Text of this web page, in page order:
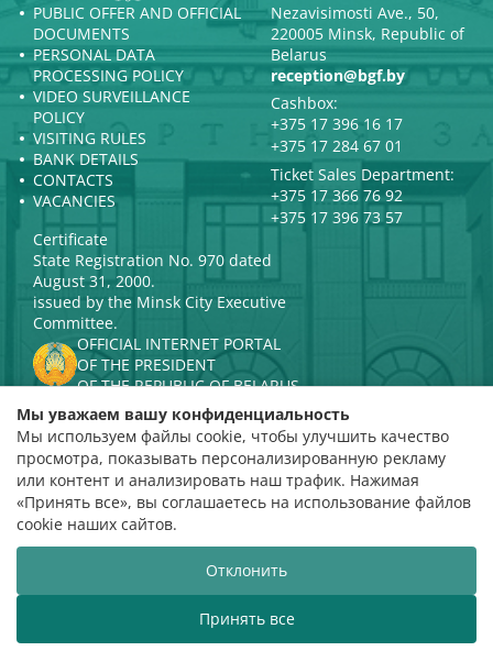
PUBLIC OFFER AND OFFICIAL
DOCUMENTS
PERSONAL DATA
PROCESSING POLICY
VIDEO SURVEILLANCE
POLICY
VISITING RULES
BANK DETAILS
CONTACTS
VACANCIES
Nezavisimosti Ave., 50,
220005 Minsk, Republic of
Belarus
reception@bgf.by
Cashbox:
+375 17 396 16 17
+375 17 284 67 01
Ticket Sales Department:
+375 17 366 76 92
+375 17 396 73 57
Certificate
State Registration No. 970 dated
August 31, 2000.
issued by the Minsk City Executive
Committee.
OFFICIAL INTERNET PORTAL
OF THE PRESIDENT
OF THE REPUBLIC OF BELARUS
MINISTRY OF CULTURE OF THE
REPUBLIC OF BELARUS
PORTAL
RATING ASSESSMENT
Rating 4.9
based on 112 reviews
Website developmentВТОП3
The Belarusian State Philharmonic welcomes you!
Мы уважаем вашу конфиденциальность
Мы используем файлы cookie, чтобы улучшить качество
просмотра, показывать персонализированную рекламу
или контент и анализировать наш трафик. Нажимая
«Принять все», вы соглашаетесь на использование файлов
cookie наших сайтов.
Отклонить
Принять все